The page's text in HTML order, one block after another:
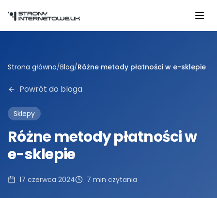
Strona główna/Blog/Różne metody płatności w e-sklepie
Powrót do bloga
Sklepy
Różne metody płatności w
e-sklepie
17 czerwca 2024 7 min czytania